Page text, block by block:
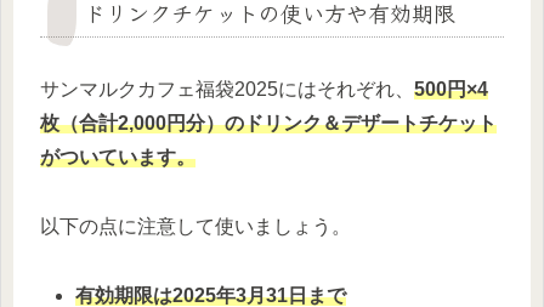
ドリンクチケットの使い方や有効期限
サンマルクカフェ福袋2025にはそれぞれ、 500円×4
枚（合計2,000円分）のドリンク＆デザートチケット
がついています。
以下の点に注意して使いましょう。
有効期限は2025年3月31日まで